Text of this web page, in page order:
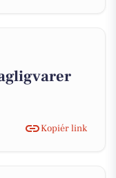
Kopiér link